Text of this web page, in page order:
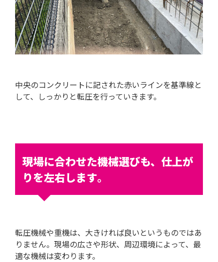
中央のコンクリートに記された赤いラインを基準線と
して、しっかりと転圧を行っていきます。
現場に合わせた機械選びも、仕上が
りを左右します。
転圧機械や重機は、大きければ良いというものではあ
りません。現場の広さや形状、周辺環境によって、最
適な機械は変わります。